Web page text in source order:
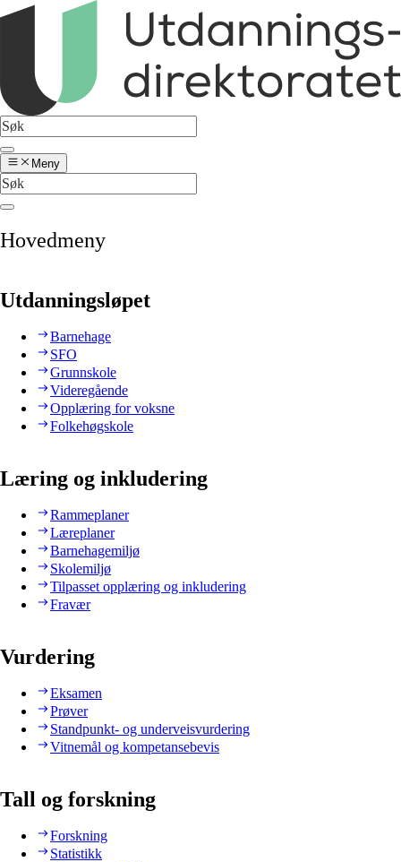
Meny
Hovedmeny
Utdanningsløpet
Barnehage
SFO
Grunnskole
Videregående
Opplæring for voksne
Folkehøgskole
Læring og inkludering
Rammeplaner
Læreplaner
Barnehagemiljø
Skolemiljø
Tilpasset opplæring og inkludering
Fravær
Vurdering
Eksamen
Prøver
Standpunkt- og underveisvurdering
Vitnemål og kompetansebevis
Tall og forskning
Forskning
Statistikk